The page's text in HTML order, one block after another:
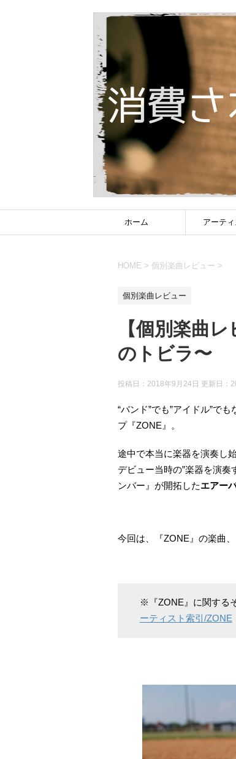
ホーム アーテ
HOME > 個別楽曲レビュー >
個別楽曲レビュー
【個別楽曲
のトビラ〜
投稿日：2018年9月24日 更新日：
“バンド”でも”アイドル”でも
プ『ZONE』。
途中で本当に楽器を演奏し
デビュー当時の”楽器を演
ンバー』が開拓したエアー
今回は、『ZONE』の楽曲
※『ZONE』に関する
ーティスト索引/ZONE